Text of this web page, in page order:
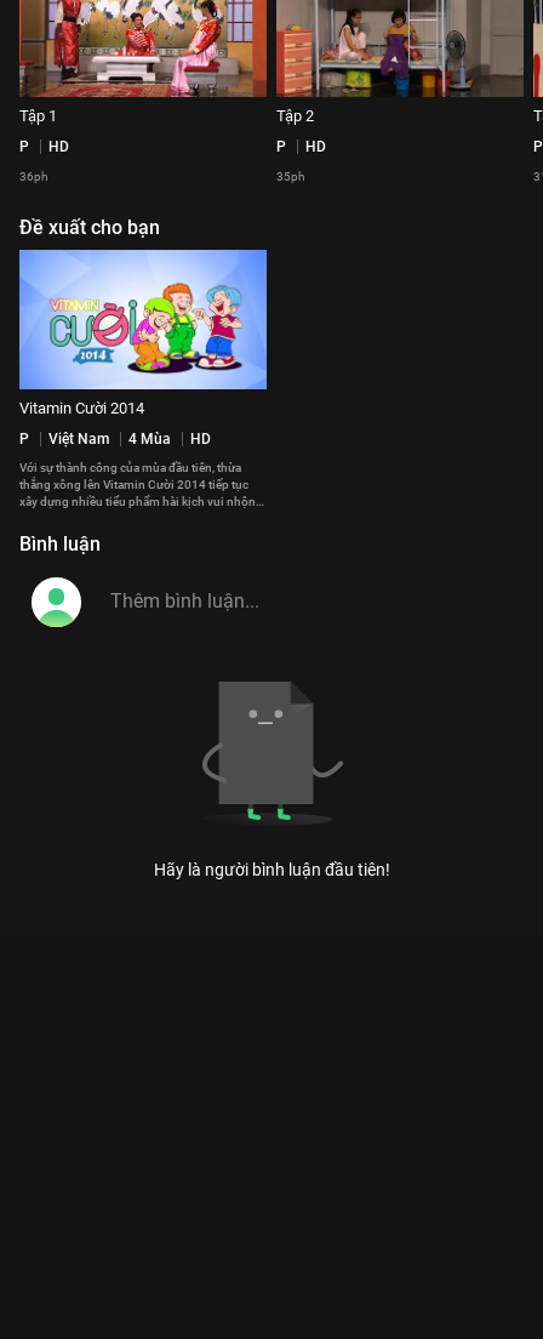
Tập 1
P HD
36ph
Tập 2
P HD
35ph
P
Đề xuất cho bạn
Vitamin Cười 2014
P Việt Nam 4 Mùa HD
Với sự thành công của mùa đầu tiên, thừa
thắng xông lên Vitamin Cười 2014 tiếp tục
xây dựng nhiều tiểu phẩm hài kịch vui nhộn
sự tham gia góp mặt của nhiều thế hệ nghệ sĩ
tài năng trong nhiều lĩnh vực của showbiz
điểm hẹn cuối tuần lý tưởng cho khán giả mọi
lứa tuổi những phút giây thư giãn hoản hảo.
#vitamin_cuoi_2014
Bình luận
Hãy là người bình luận đầu tiên!